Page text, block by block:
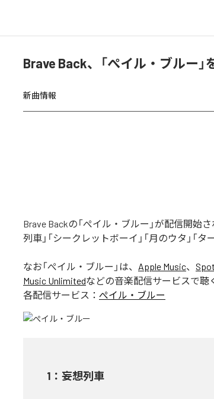
Brave Back、「ぺイル・ブルー」
新曲情報
Brave Backの「ぺイル・ブルー」が配信開始
列車」「シークレットボーイ」「月のウタ」「
なお「ぺイル・ブルー 」は、 Apple Music、
Music Unlimitedなどの音楽配信サービスで聴
各配信サービス： ぺイル・ブルー
1 ： 妄想列車